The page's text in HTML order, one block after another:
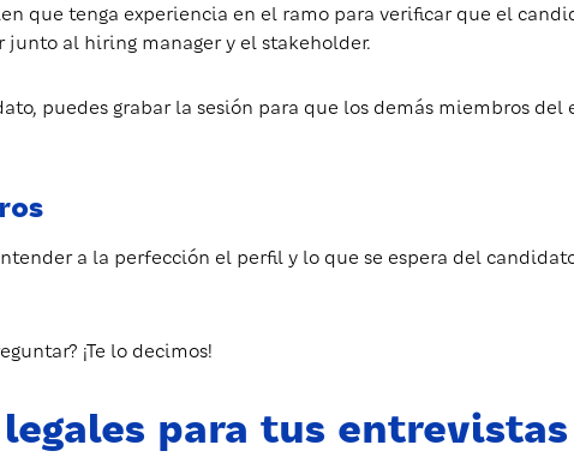
que tenga experiencia en el ramo para verificar que el
junto al hiring manager y el stakeholder.
puedes grabar la sesión para que los demás miembros del
a la perfección el perfil y lo que se espera del
¡Te lo decimos!
para tus entrevistas